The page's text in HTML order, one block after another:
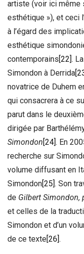
artiste (voir ici même
esthétique »), et ceci
à l’égard des
esthétique
contemporains [22] .
Simondon à Derrida
novatrice de Duhem
qui consacrera à ce
parut dans le
dirigée par
Simondon [24] . En
recherche sur
volume diffusant en
Simondon [25] . Son
de Gilbert Simondon,
et celles de la
Simondon et d’un
de ce texte [26] .